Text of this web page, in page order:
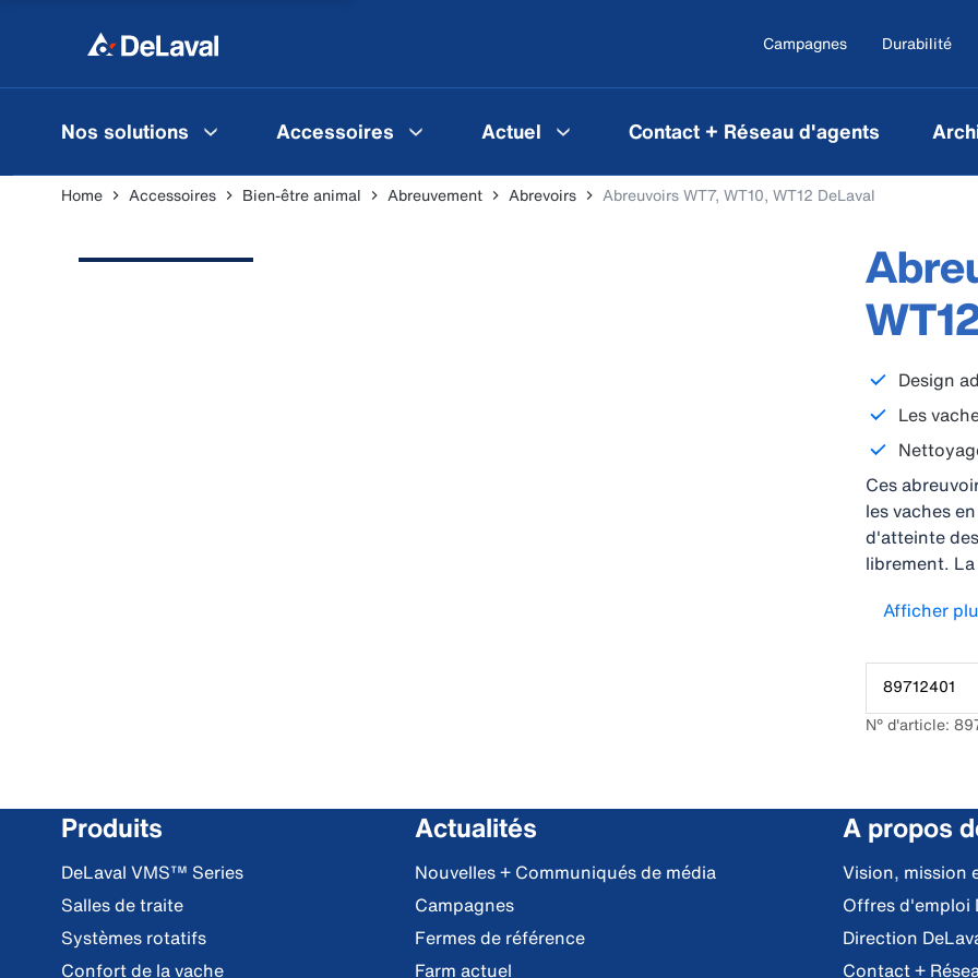
Campagnes Durabilité
Nos solutions Accessoires Actuel Contact + Réseau d'agents
Home Accessoires Bien-être animal Abreuvement Abrevoirs Abreuvoirs WT7, WT10, WT12 DeLaval
Design
Les
Ces
les vaches
d'atteinte
librement.
plus grand
inoxydable
régulier.
abreuvoirs
qualité
chauffante
Afficher
89712401
N° d'article:
Produits
DeLaval VMS™ Series
Salles de traite
Systèmes rotatifs
Confort de la vache
Actualités
Nouvelles + Communiqués de média
Campagnes
Fermes de référence
Farm actuel
A propos
Vision, mission
Offres d'emploi
Direction
Contact +